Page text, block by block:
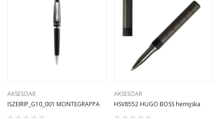
AKSESOAR
ISZEIRIP_G10_001 MONTEGRAPPA
olovka
AKSESOAR
HSV8552 HUGO BOSS hemijska
olovka